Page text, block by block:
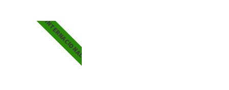
INTERNACIONAL